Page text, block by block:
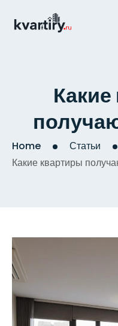
Home
Статьи
Какие квартиры